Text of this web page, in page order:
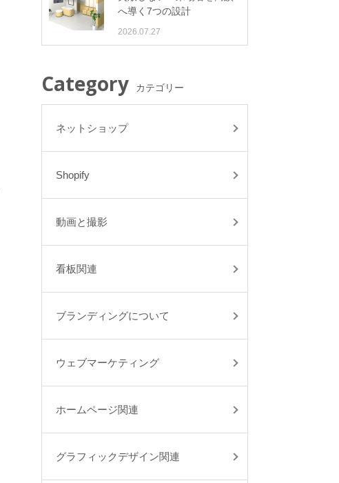
へ導く7つの設計
2026.07.27
Category カテゴリー
ネットショップ
Shopify
動画と撮影
看板関連
ブランディングについて
ウェブマーケティング
ホームページ関連
グラフィックデザイン関連